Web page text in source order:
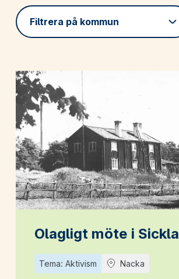
Filtrera på kommun
Olagligt möte i Sickla
Tema: Aktivism Nacka